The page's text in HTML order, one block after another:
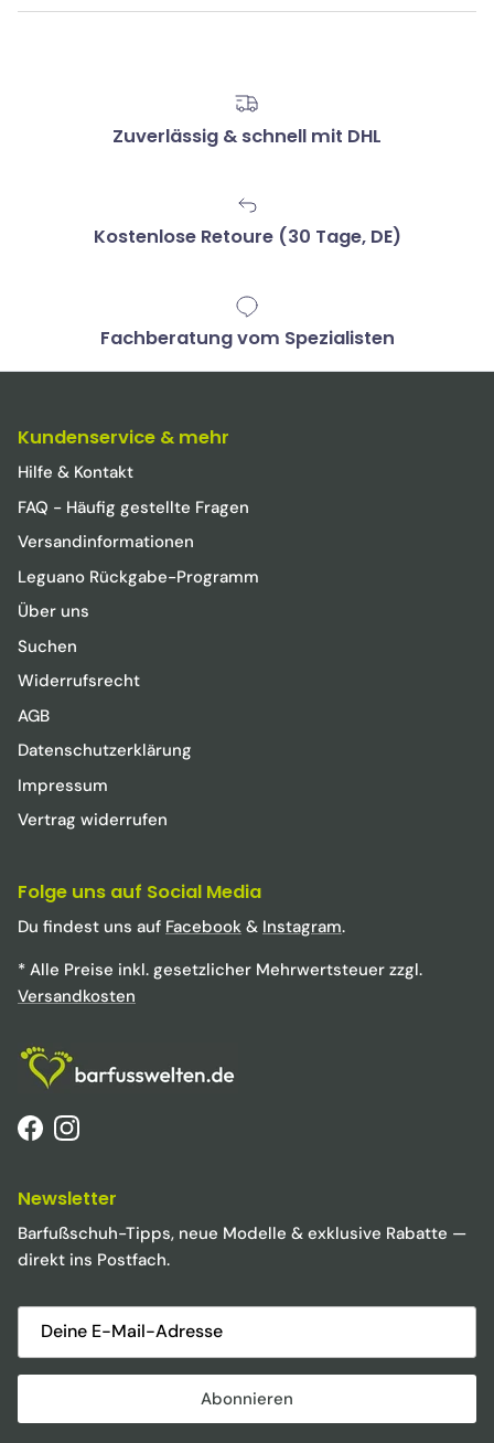
Zuverlässig & schnell mit DHL
Kostenlose Retoure (30 Tage, DE)
Fachberatung vom Spezialisten
Kundenservice & mehr
Hilfe & Kontakt
FAQ - Häufig gestellte Fragen
Versandinformationen
Leguano Rückgabe-Programm
Über uns
Suchen
Widerrufsrecht
AGB
Datenschutzerklärung
Impressum
Vertrag widerrufen
Folge uns auf Social Media
Du findest uns auf Facebook & Instagram.
* Alle Preise inkl. gesetzlicher Mehrwertsteuer zzgl.
Versandkosten
FacebookInstagram
Newsletter
Barfußschuh-Tipps, neue Modelle & exklusive Rabatte —
direkt ins Postfach.
Abonnieren